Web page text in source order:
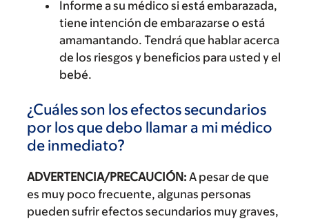
Informe a su médico si está embarazada,
tiene intención de embarazarse o está
amamantando. Tendrá que hablar acerca
de los riesgos y beneficios para usted y el
bebé.
¿Cuáles son los efectos secundarios
por los que debo llamar a mi médico
de inmediato?
ADVERTENCIA/PRECAUCIÓN: A pesar de que
es muy poco frecuente, algunas personas
pueden sufrir efectos secundarios muy graves,